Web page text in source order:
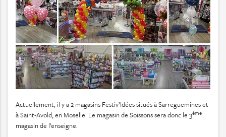
Actuellement, il y a 2 magasins Festiv’Idées situés à Sarreguemines et
à Saint-Avold, en Moselle. Le magasin de Soissons sera donc le 3ème
magasin de l’enseigne.